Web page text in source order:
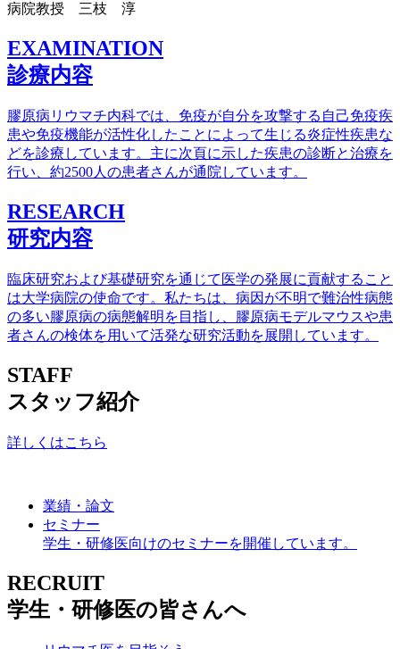
病院教授 三枝 淳
EXAMINATION
診療内容
膠原病リウマチ内科では、免疫が自分を攻撃する自己免疫疾
患や免疫機能が活性化したことによって生じる炎症性疾患な
どを診療しています。主に次頁に示した疾患の診断と治療を
行い、約2500人の患者さんが通院しています。
RESEARCH
研究内容
臨床研究および基礎研究を通じて医学の発展に貢献すること
は大学病院の使命です。私たちは、病因が不明で難治性病態
の多い膠原病の病態解明を目指し、膠原病モデルマウスや患
者さんの検体を用いて活発な研究活動を展開しています。
STAFF
スタッフ紹介
詳しくはこちら
業績・論文
セミナー
学生・研修医向けのセミナーを開催しています。
RECRUIT
学生・研修医の皆さんへ